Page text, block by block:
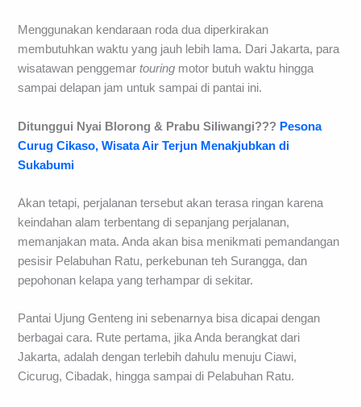
Menggunakan kendaraan roda dua diperkirakan
membutuhkan waktu yang jauh lebih lama. Dari Jakarta, para
wisatawan penggemartouring motor butuh waktu hingga
sampai delapan jam untuk sampai di pantai ini.
Ditunggui Nyai Blorong & Prabu Siliwangi??? Pesona
Curug Cikaso, Wisata Air Terjun Menakjubkan di
Sukabumi
Akan tetapi, perjalanan tersebut akan terasa ringan karena
keindahan alam terbentang di sepanjang perjalanan,
memanjakan mata. Anda akan bisa menikmati pemandangan
pesisir Pelabuhan Ratu, perkebunan teh Surangga, dan
pepohonan kelapa yang terhampar di sekitar.
Pantai Ujung Genteng ini sebenarnya bisa dicapai dengan
berbagai cara. Rute pertama, jika Anda berangkat dari
Jakarta, adalah dengan terlebih dahulu menuju Ciawi,
Cicurug, Cibadak, hingga sampai di Pelabuhan Ratu.